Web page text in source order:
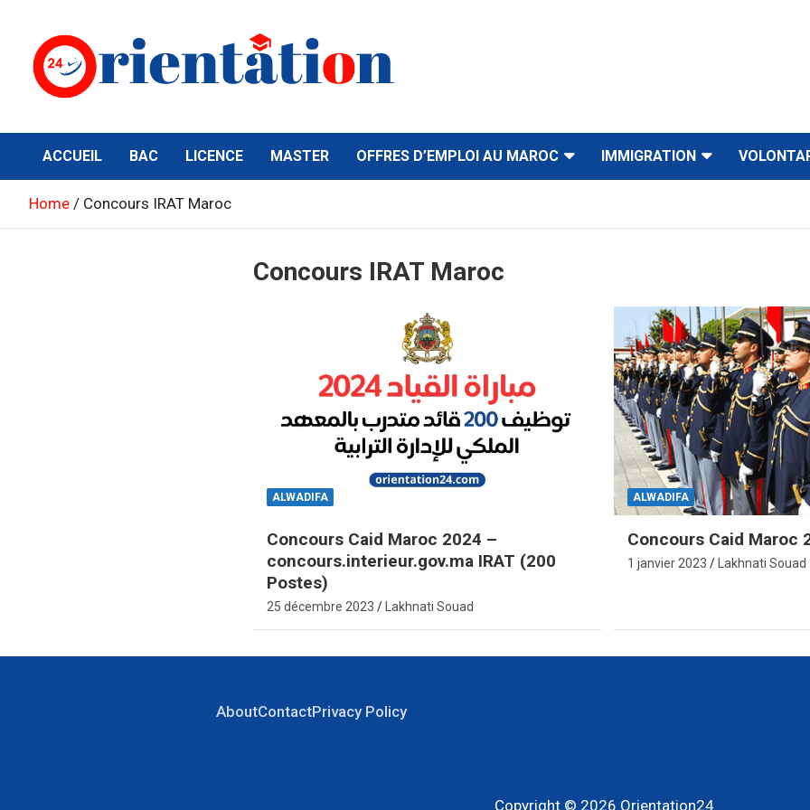
content
Orientation24
ACCUEIL BAC LICENCE MASTER OFFRES D’EMPLOI AU MAROC IMMIGRATION
Home Concours IRAT Maroc
Concours IRAT Maroc
ALWADIFA
Concours Caid Maroc 2024 –
concours.interieur.gov.ma IRAT (200
Postes)
25 décembre 2023 Lakhnati Souad
ALWADIFA
Concours Caid Maroc
1 janvier 2023 Lakhnati Souad
AboutContactPrivacy Policy
Copyright © 2026 Orientation24